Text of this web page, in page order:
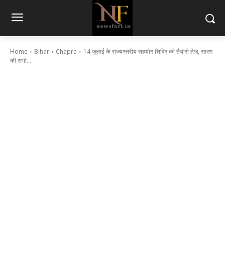
Home Bihar Chapra
14 जुलाई के राज्यस्तरीय सहयोग शिविर की तैयारी तेज, सारण
की सभी...